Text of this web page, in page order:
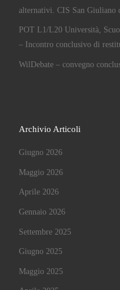
alternativi. CIS San Giuliano
POT L1/L20 Università,
– Incontro conclusivo di
WilDebate – convegno
Archivio Articoli
Giugno 2026
Maggio 2026
Aprile 2026
Gennaio 2026
Settembre 2025
Giugno 2025
Maggio 2025